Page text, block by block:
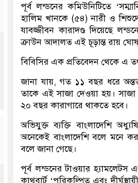
পূর্ব লন্ডনের কমিউনিটিতে
হালিম খানকে (৫৪) নারী ও
যাবজ্জীবন কারাদণ্ড দিয়েছে
ক্রাউন আদালত এই চূড়ান্ত রায়
বিবিসির এক প্রতিবেদন থেকে এ
জানা যায়, গত ১১ বছর ধরে
তাকে এই সাজা দেওয়া হয়।
২০ বছর কারাগারে থাকতে হবে।
অভিযুক্ত ব্যক্তি বাংলাদেশি
অনেকেই বাংলাদেশি বলে মনে
বলে জানা গেছে।
পূর্ব লন্ডনের টাওয়ার হ্যামলেটস
কাথবার্ট ‘পরিকল্পিত এবং